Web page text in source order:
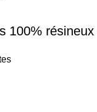
100%